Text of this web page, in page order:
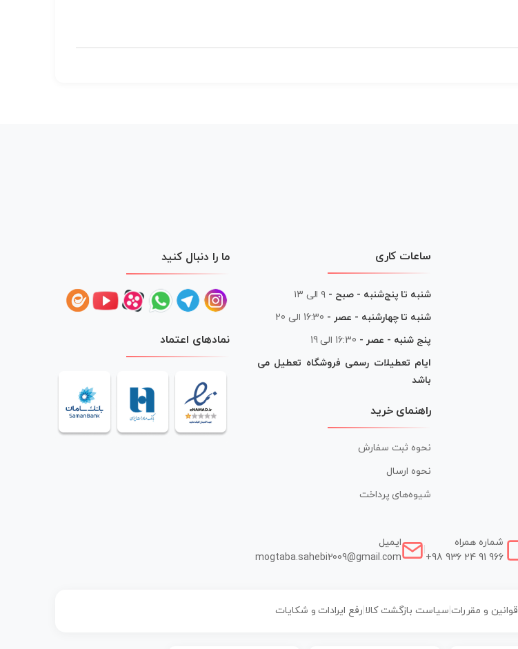
ساعات کاری
شنبه تا پنج‌شنبه - صبح - ۹ الی ۱۳
شنبه تا چهارشنبه - عصر - 16:30 الی 20
پنج شنبه - عصر - 16:30 الی 19
ایام تعطیلات رسمی فروشگاه تعطیل می
باشد
راهنمای خرید
نحوه ثبت سفارش
نحوه ارسال
شیوه‌های پرداخت
ما را دنبال کنید
نمادهای اعتماد
شماره همراه
+98 936 24 91 966
ایمیل
mogtaba.sahebi2009@gmail.com
قوانین و مقررات سیاست بازگشت کالا رفع ایرادات و شکایات